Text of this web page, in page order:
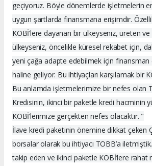
geçiyoruz. Böyle dönemlerde işletmelerin
uygun şartlarda finansmana erişimdir.
KOBİ’lere dayanan bir ülkeyseniz, üreten
ülkeyseniz, öncelikle küresel rekabet için,
yeni çağa adapte edebilmek için
haline geliyor. Bu ihtiyaçları karşılamak bir
Bu anlamda işletmelerimize bir nefes olan
Kredisinin, ikinci bir paketle kredi hacminin
KOBİ’lerimize gerçekten nefes olacaktır. "
İlave kredi paketinin önemine dikkat çeken
borsalar olarak bu ihtiyacı TOBB’a
takip eden ve ikinci paketle KOBİ’lere rahat